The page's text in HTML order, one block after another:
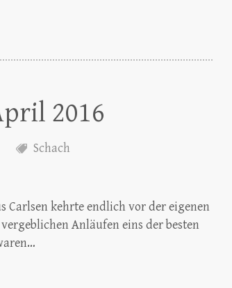
2016
Schach
Carlsen kehrte endlich vor der eigenen
Anläufen eins der besten